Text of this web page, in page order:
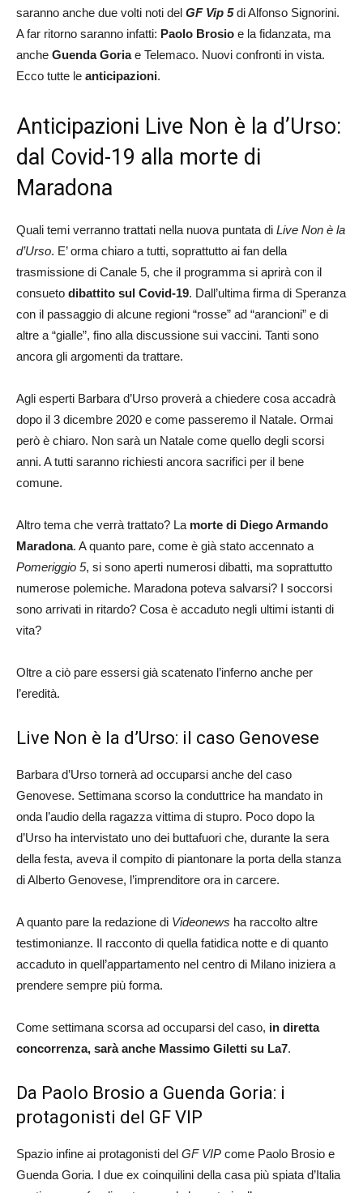
saranno anche due volti noti del GF Vip 5di Alfonso Signorini.
A far ritorno saranno infatti: Paolo Brosio e la fidanzata, ma
anche Guenda Goriae Telemaco. Nuovi confronti in vista.
Ecco tutte le anticipazioni.
Anticipazioni Live Non è la d’Urso:
dal Covid-19 alla morte di
Maradona
Quali temi verranno trattati nella nuova puntata di Live Non è la
d’Urso. E’ orma chiaro a tutti, soprattutto ai fan della
trasmissione di Canale 5, che il programma si aprirà con il
consueto dibattito sul Covid-19. Dall’ultima firma di Speranza
con il passaggio di alcune regioni “rosse” ad “arancioni” e di
altre a “gialle”, fino alla discussione sui vaccini. Tanti sono
ancora gli argomenti da trattare.
Agli esperti Barbara d’Urso proverà a chiedere cosa accadrà
dopo il 3 dicembre 2020 e come passeremo il Natale. Ormai
però è chiaro. Non sarà un Natale come quello degli scorsi
anni. A tutti saranno richiesti ancora sacrifici per il bene
comune.
Altro tema che verrà trattato? La morte di Diego Armando
Maradona. A quanto pare, come è già stato accennato a
Pomeriggio 5, si sono aperti numerosi dibatti, ma soprattutto
numerose polemiche. Maradona poteva salvarsi? I soccorsi
sono arrivati in ritardo? Cosa è accaduto negli ultimi istanti di
vita?
Oltre a ciò pare essersi già scatenato l’inferno anche per
l’eredità.
Live Non è la d’Urso: il caso Genovese
Barbara d’Urso tornerà ad occuparsi anche del caso
Genovese. Settimana scorso la conduttrice ha mandato in
onda l’audio della ragazza vittima di stupro. Poco dopo la
d’Urso ha intervistato uno dei buttafuori che, durante la sera
della festa, aveva il compito di piantonare la porta della stanza
di Alberto Genovese, l’imprenditore ora in carcere.
A quanto pare la redazione di Videonews ha raccolto altre
testimonianze. Il racconto di quella fatidica notte e di quanto
accaduto in quell’appartamento nel centro di Milano iniziera a
prendere sempre più forma.
Come settimana scorsa ad occuparsi del caso, in diretta
concorrenza, sarà anche Massimo Giletti su La7.
Da Paolo Brosio a Guenda Goria: i
protagonisti del GF VIP
Spazio infine ai protagonisti del GF VIP come Paolo Brosio e
Guenda Goria. I due ex coinquilini della casa più spiata d’Italia